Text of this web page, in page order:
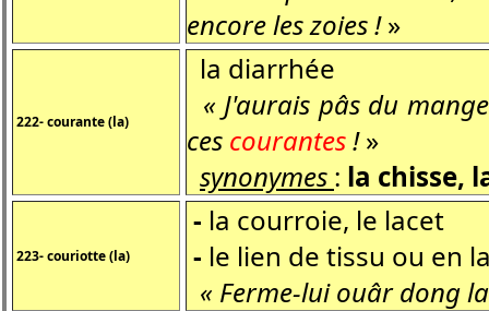
encore les zoies !»
222- courante (la)
la diarrhée
« J'aurais pâs du
ces courantes!»
synonymes : la chisse,
223- couriotte (la)
- la courroie, le lacet
- le lien de tissu ou en
« Ferme-lui ouâr dong